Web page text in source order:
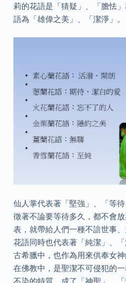
莉的花語是「猜疑」、「膽怯
語為「雄偉之美」、「潔淨」。
仙人掌代表著「堅強」、「等
徵著不論要等待多久，都不會
表，就帶給人們一種不諳世事
花語同時也代表著「純潔」、
古希臘中，也作為用來供奉女
在佛教中，是聖潔不可侵犯的
不染的特質，成了「神聖」、